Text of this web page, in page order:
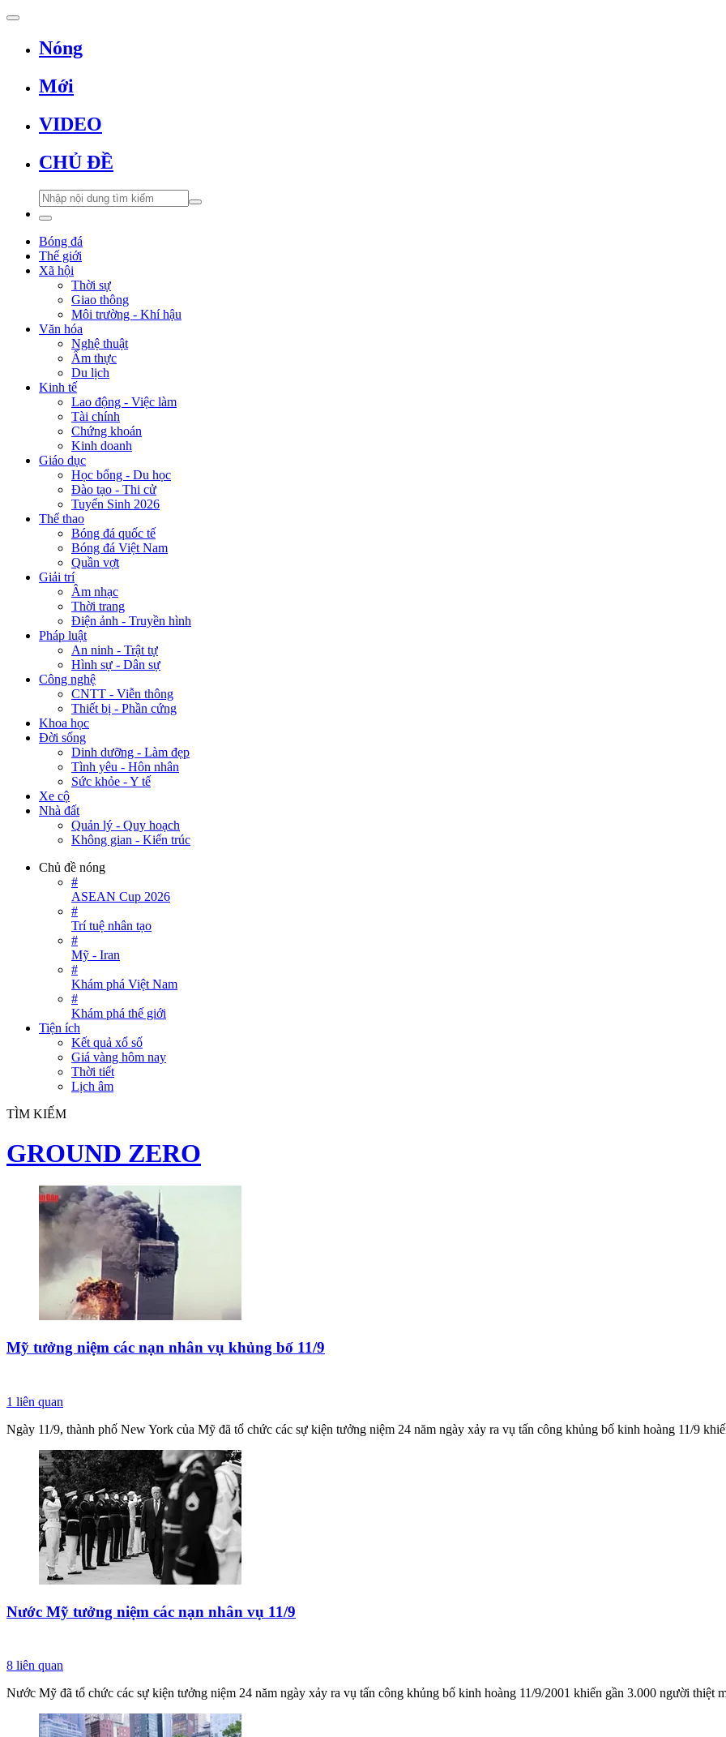
Nóng
Mới
VIDEO
CHỦ ĐỀ
Bóng đá
Thế giới
Xã hội
Thời sự
Giao thông
Môi trường - Khí hậu
Văn hóa
Nghệ thuật
Ẩm thực
Du lịch
Kinh tế
Lao động - Việc làm
Tài chính
Chứng khoán
Kinh doanh
Giáo dục
Học bổng - Du học
Đào tạo - Thi cử
Tuyển Sinh 2026
Thể thao
Bóng đá quốc tế
Bóng đá Việt Nam
Quần vợt
Giải trí
Âm nhạc
Thời trang
Điện ảnh - Truyền hình
Pháp luật
An ninh - Trật tự
Hình sự - Dân sự
Công nghệ
CNTT - Viễn thông
Thiết bị - Phần cứng
Khoa học
Đời sống
Dinh dưỡng - Làm đẹp
Tình yêu - Hôn nhân
Sức khỏe - Y tế
Xe cộ
Nhà đất
Quản lý - Quy hoạch
Không gian - Kiến trúc
Chủ đề nóng
#
ASEAN Cup 2026
#
Trí tuệ nhân tạo
#
Mỹ - Iran
#
Khám phá Việt Nam
#
Khám phá thế giới
Tiện ích
Kết quả xổ số
Giá vàng hôm nay
Thời tiết
Lịch âm
TÌM KIẾM
GROUND ZERO
Mỹ tưởng niệm các nạn nhân vụ khủng bố 11/9
1 liên quan
Ngày 11/9, thành phố New York của Mỹ đã tổ chức các sự kiện tưởng niệm 24 năm ngày xảy ra vụ tấn công khủng bố kinh hoàng 11/9
Nước Mỹ tưởng niệm các nạn nhân vụ 11/9
8 liên quan
Nước Mỹ đã tổ chức các sự kiện tưởng niệm 24 năm ngày xảy ra vụ tấn công khủng bố kinh hoàng 11/9/2001 khiến gần 3.000 người thiệt